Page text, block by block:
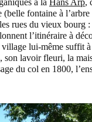
à la Hans Arp,
fontaine à l’arbre
rues du vieux bourg
l’itinéraire à
lui-même suffit
son lavoir fleuri, la
du col en 1800,